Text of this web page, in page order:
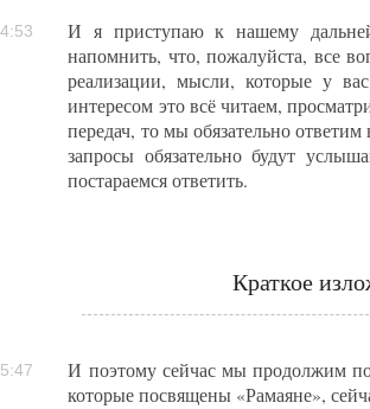
И я приступаю к нашему
напомнить, что, пожалуйста, все
реализации, мысли, которые у
интересом это всё читаем,
передач, то мы обязательно
запросы обязательно будут
постараемся ответить.
Краткое
И поэтому сейчас мы продолжим
которые посвящены «Рамаяне»,